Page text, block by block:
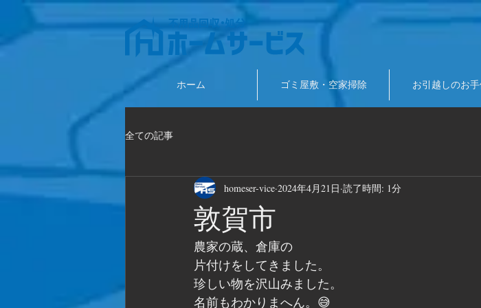
ホーム ゴミ屋敷・空家掃除 お引越しのお
全ての記事
敦賀市
homeser-vice 2024年4月21日 読了時間: 1分
農家の蔵、倉庫の
片付けをしてきました。
珍しい物を沢山みました。
名前もわかりまへん。😅